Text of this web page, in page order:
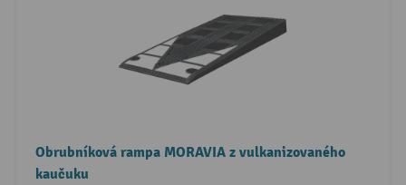
Obrubníková rampa MORAVIA z vulkanizovaného
kaučuku